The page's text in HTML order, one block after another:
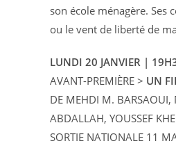
son école ménagère.
ou le vent de liberté de
LUNDI 20 JANVIER |
AVANT-PREMIÈRE > UN
DE MEHDI M. BARSAOUI,
ABDALLAH, YOUSSEF
SORTIE NATIONALE 11